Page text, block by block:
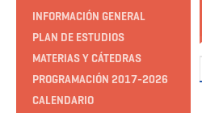
INFORMACIÓN GENERAL
PLAN DE ESTUDIOS
MATERIAS Y CÁTEDRAS
PROGRAMACIÓN 2017-2026
CALENDARIO